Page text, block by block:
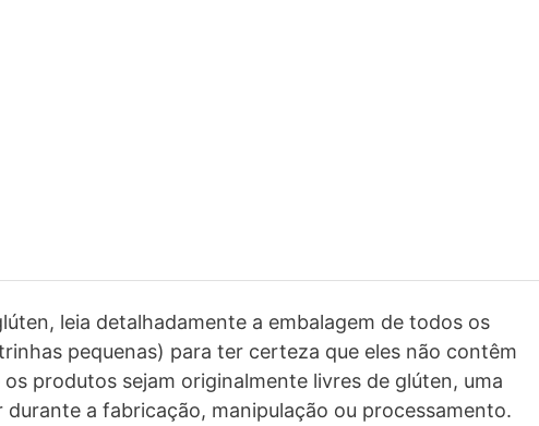
leia detalhadamente a embalagem de todos os
pequenas) para ter certeza que eles não contêm
produtos sejam originalmente livres de glúten, uma
a fabricação, manipulação ou processamento.